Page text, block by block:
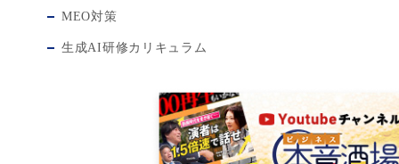
MEO対策
生成AI研修カリキュラム